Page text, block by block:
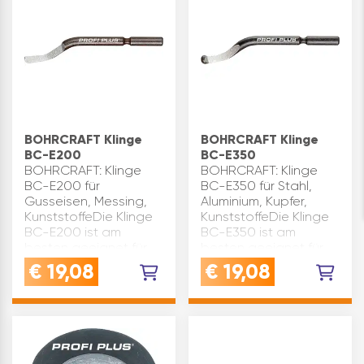
BOHRCRAFT Klinge
BC-E200
BOHRCRAFT: Klinge
BC-E200 für
Gusseisen, Messing,
KunststoffeDie Klinge
BC-E200 ist am
Messing, Gusseisen
und PVC.Die Klinge hat
SchaftMATERIAL: HSS
(Hochgeschwindi…
€ 19,08
BOHRCRAFT Klinge
BC-E350
BOHRCRAFT: Klinge
BC-E350 für Stahl,
Aluminium, Kupfer,
KunststoffeDie Klinge
BC-E350 ist am
Stahl, Aluminium,
Kupfer, KunststoffeFür
Entgratarbeiten.Die
€ 19,08